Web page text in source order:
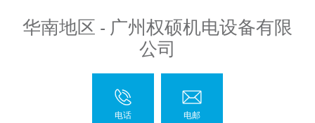
华南地区 - 广州权硕机电设备有限
公司